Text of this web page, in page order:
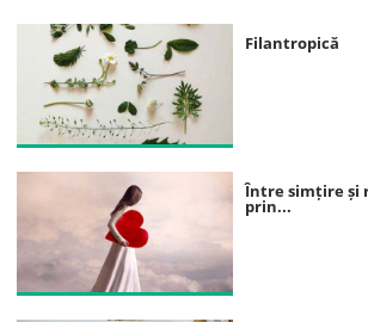
Filantropică
Între simțire și
prin...